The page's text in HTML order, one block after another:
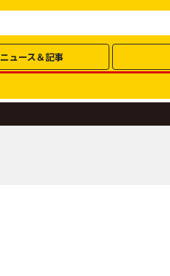
ニュース＆記事